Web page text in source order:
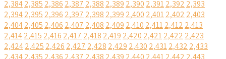
2,3842,385 2,386 2,387 2,388 2,389 2,390 2,3912,392 2,393
2,3942,395 2,396 2,397 2,398 2,399 2,400 2,4012,402 2,403
2,4042,405 2,406 2,407 2,408 2,409 2,410 2,4112,412 2,413
2,4142,415 2,416 2,417 2,418 2,419 2,420 2,4212,422 2,423
2,4242,425 2,426 2,427 2,428 2,429 2,430 2,4312,432 2,433